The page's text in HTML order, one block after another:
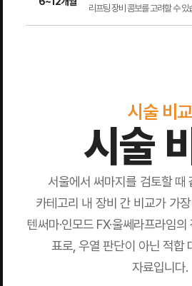
리프팅 장비 콤보를 고려할 수 있
시술 비교
시술
서울에서 써마지를 검토할 때
카테고리 내 장비 간 비교가 가
텐써마·인모드 FX·울쎄라프라임
표로, 우열 판단이 아닌 적합
자료입니다.